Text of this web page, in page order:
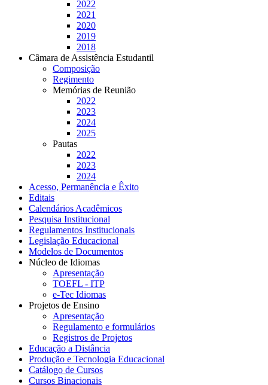
2022
2021
2020
2019
2018
Câmara de Assistência Estudantil
Composição
Regimento
Memórias de Reunião
2022
2023
2024
2025
Pautas
2022
2023
2024
Acesso, Permanência e Êxito
Editais
Calendários Acadêmicos
Pesquisa Institucional
Regulamentos Institucionais
Legislação Educacional
Modelos de Documentos
Núcleo de Idiomas
Apresentação
TOEFL - ITP
e-Tec Idiomas
Projetos de Ensino
Apresentação
Regulamento e formulários
Registros de Projetos
Educação a Distância
Produção e Tecnologia Educacional
Catálogo de Cursos
Cursos Binacionais